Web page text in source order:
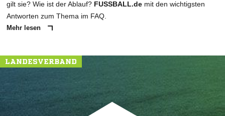
gilt sie? Wie ist der Ablauf? FUSSBALL.de mit den wichtigsten
Antworten zum Thema im FAQ.
Mehr lesen
LANDESVERBAND